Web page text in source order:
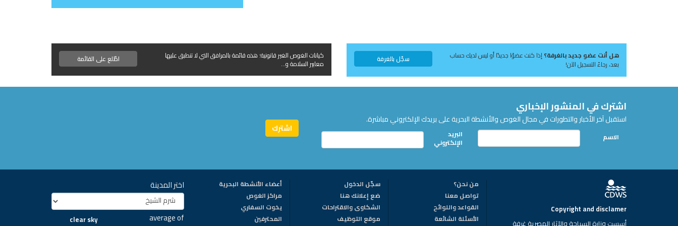
هل أنت عضو جديد بالغرفة؟إذا كنت عضوًا جديدًا أو ليس لديك حساب
بعد، رجاءً التسجيل الآن! سجّل بالغرفة كيانات الغوص الغير قانونية؛ هذه قائمة بالمرافق التي لا تنطبق عليها
معايير السلامة و... اطّلع على القائمة
اشترك في المنشور الإخباري
استقبل آخر الأخبار والتطورات في مجال الغوص والأنشطة البحرية على بريدك الإلكتروني مباشرة.
الاسم البريد
الإلكتروني
Copyright and disclamer
من نحن؟
تواصل معنا
القواعد واللوائح
الأسئلة الشائعة
سجّل الدخول
ضع إعلانك هنا
الشكاوى والاقتراحات
موقع التوظيف
أعضاء الأنشطة البحرية
مراكز الغوص
يخوت السفاري
المحترفين
اختر المدينة
average of
clear sky